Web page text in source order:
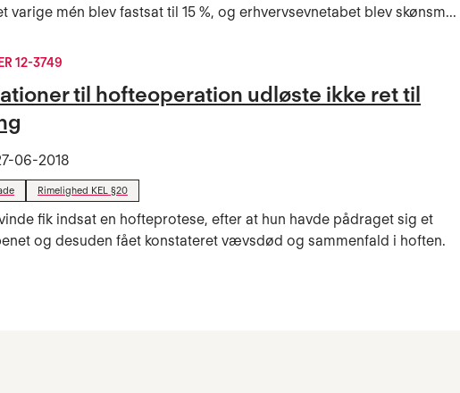
varige mén blev fastsat til 15 %, og erhvervsevnetabet blev skønsm...
12-3749
til hofteoperation udløste ikke ret til
06-2018
Rimelighed KEL §20
fik indsat en hofteprotese, efter at hun havde pådraget sig et
og desuden fået konstateret vævsdød og sammenfald i hoften.